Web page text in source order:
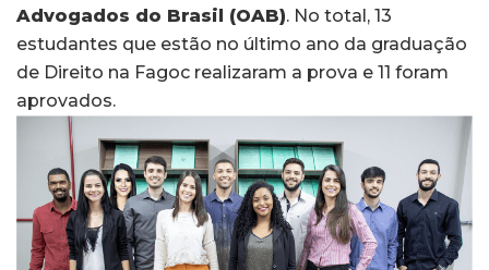
Advogados do Brasil (OAB). No total, 13
estudantes que estão no último ano da graduação
de Direito na Fagoc realizaram a prova e 11 foram
aprovados.